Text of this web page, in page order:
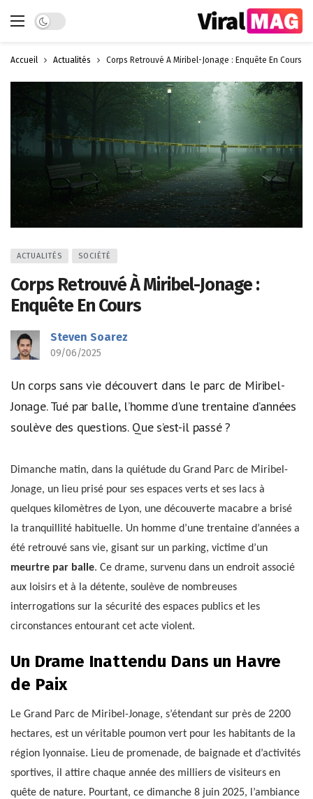
Dark mode
Accueil Actualités Corps Retrouvé À Miribel-Jonage : Enquête En Cours
ACTUALITÉS SOCIÉTÉ
Corps Retrouvé À Miribel-Jonage :
Enquête En Cours
Steven Soarez
09/06/2025
Un corps sans vie découvert dans le parc de Miribel-
Jonage. Tué par balle, l’homme d’une trentaine d’années
soulève des questions. Que s’est-il passé ?
Dimanche matin, dans la quiétude du Grand Parc de Miribel-
Jonage, un lieu prisé pour ses espaces verts et ses lacs à
quelques kilomètres de Lyon, une découverte macabre a brisé
la tranquillité habituelle. Un homme d’une trentaine d’années a
été retrouvé sans vie, gisant sur un parking, victime d’un
meurtre par balle. Ce drame, survenu dans un endroit associé
aux loisirs et à la détente, soulève de nombreuses
interrogations sur la sécurité des espaces publics et les
circonstances entourant cet acte violent.
Un Drame Inattendu Dans un Havre
de Paix
Le Grand Parc de Miribel-Jonage, s’étendant sur près de 2200
hectares, est un véritable poumon vert pour les habitants de la
région lyonnaise. Lieu de promenade, de baignade et d’activités
sportives, il attire chaque année des milliers de visiteurs en
quête de nature. Pourtant, ce dimanche 8 juin 2025, l’ambiance